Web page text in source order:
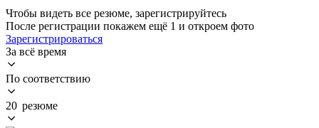
Чтобы видеть все резюме, зарегистрируйтесь
После регистрации покажем ещё 1 и откроем фото
Зарегистрироваться
За всё время
По соответствию
20 резюме